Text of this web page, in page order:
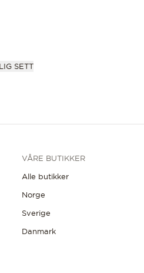
SETT
VÅRE BUTIKKER
Alle butikker
Norge
Sverige
Danmark